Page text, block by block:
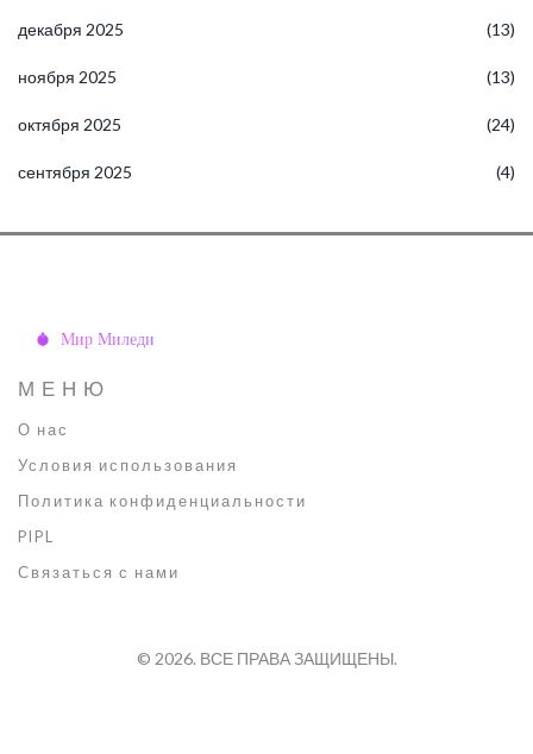
декабря 2025 (13)
ноября 2025 (13)
октября 2025 (24)
сентября 2025 (4)
МЕНЮ
О нас
Условия использования
Политика конфиденциальности
PIPL
Связаться с нами
© 2026. ВСЕ ПРАВА ЗАЩИЩЕНЫ.